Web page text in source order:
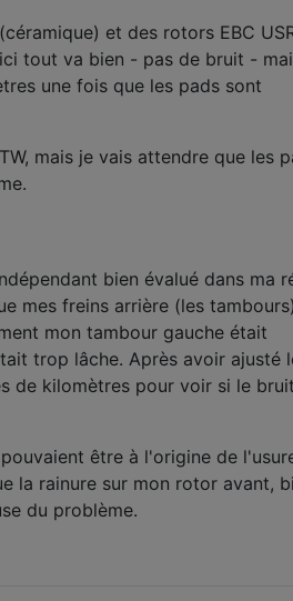
et des rotors EBC
tout va bien - pas de bruit -
une fois que les pads sont
mais je vais attendre que les
bien évalué dans ma
mes freins arrière (les tambours)
mon tambour gauche était
trop lâche. Après avoir ajusté
de kilomètres pour voir si le bruit
être à l'origine de
la rainure sur mon rotor avant,
du problème.